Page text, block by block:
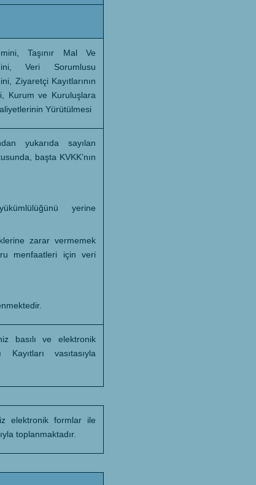
Taşınır Mal Ve
Veri Sorumlusu
Ziyaretçi Kayıtlarının
Kurum ve Kuruluşlara
Yürütülmesi
yukarıda sayılan
başta KVKK’nın
yerine
zarar vermemek
menfaatleri için veri
basılı ve elektronik
vasıtasıyla
elektronik formlar ile
toplanmaktadır.